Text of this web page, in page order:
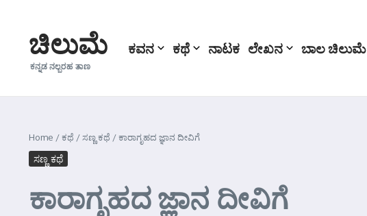
ಚಿಲುಮೆ
ಕನ್ನಡ ನಲ್ಬರಹ ತಾಣ
ಕವನ ಕಥೆ ನಾಟಕ ಲೇಖನ ಬಾಲ ಚಿಲುಮೆ
Home /ಕಥೆ /ಸಣ್ಣ ಕಥೆ /ಕಾರಾಗೃಹದ ಜ್ಞಾನ ದೀವಿಗೆ
ಸಣ್ಣ ಕಥೆ
ಕಾರಾಗೃಹದ ಜ್ಞಾನ ದೀವಿಗೆ